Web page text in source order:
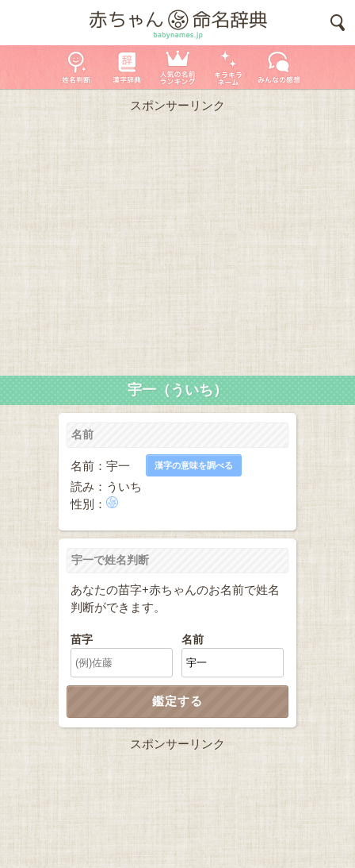
スポンサーリンク
宇一（ういち）
名前
名前：宇一 漢字の意味を調べる
読み：ういち
性別：
宇一で姓名判断
あなたの苗字+赤ちゃんのお名前で姓名
判断ができます。
苗字 名前
スポンサーリンク